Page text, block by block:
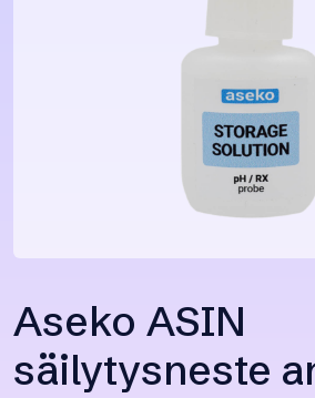
Aseko ASIN
säilytysneste